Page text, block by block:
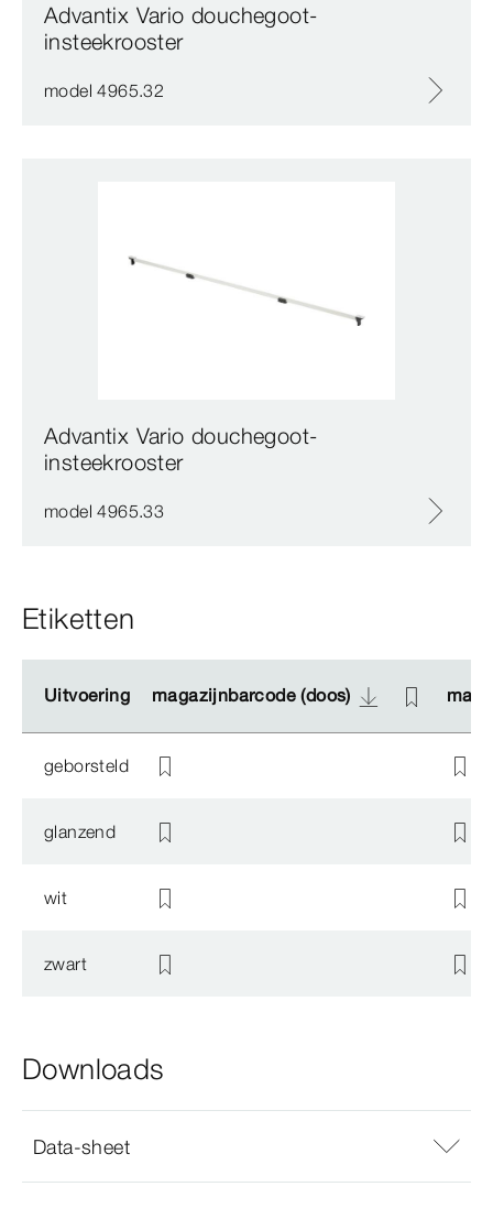
Advantix Vario douchegoot-
insteekrooster
model 4965.32
Advantix Vario douchegoot-
insteekrooster
model 4965.33
Etiketten
Uitvoering magazijnbarcode (doos)
Uitvoering magazijnbarcode (doos)
geborsteld
glanzend
wit
zwart
Downloads
Data-sheet